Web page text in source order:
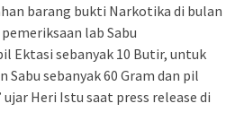
barang bukti Narkotika di bulan
lab Sabu
Ektasi sebanyak 10 Butir, untuk
Sabu sebanyak 60 Gram dan pil
ujar Heri Istu saat press release di